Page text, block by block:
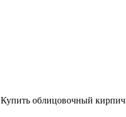
Купить облицовочный кирпич